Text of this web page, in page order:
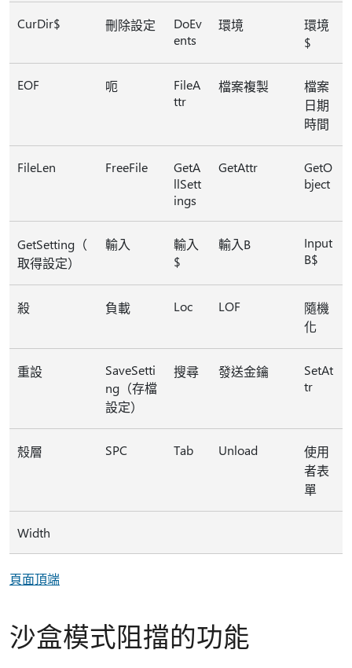
CurDir$ 刪除設定
DoEv
ents
環境
環境
$
EOF 呃
FileA
ttr
檔案複製
檔案
日期
時間
FileLen FreeFile
GetA
llSett
ings
GetAttr
GetO
bject
GetSetting（
取得設定）
輸入
輸入
$
輸入B
Input
B$
殺 負載 Loc LOF
隨機
化
重設
SaveSetti
ng（存檔
設定）
搜尋 發送金鑰
SetAt
tr
殼層 SPC Tab Unload
使用
者表
單
Width
頁面頂端
沙盒模式阻擋的功能